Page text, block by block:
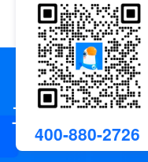
上一篇： 小
下一篇：小
立即咨询，
400-880-2726